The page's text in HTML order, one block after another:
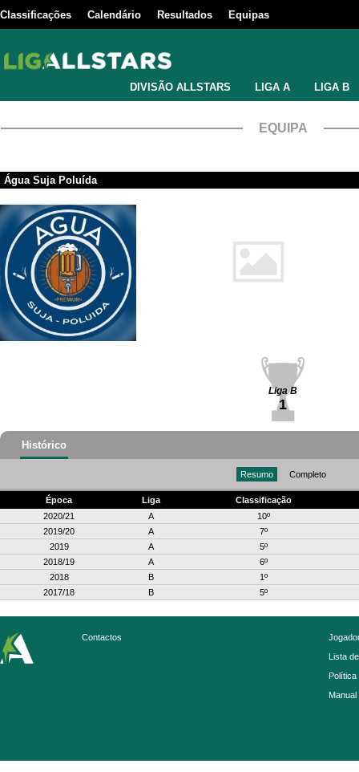
Classificações Calendário Resultados Equipas
DIVISÃO ALLSTARS LIGA A LIGA B
EQUIPA
Água Suja Poluída
Liga B
1
Histórico
Resumo Completo
Época Liga
Classificação
2020/21
A
10º
2019/20
A
7º
2019
A
5º
2018/19
A
6º
2018
B
1º
2017/18
B 5º
Contactos
Lista
Política